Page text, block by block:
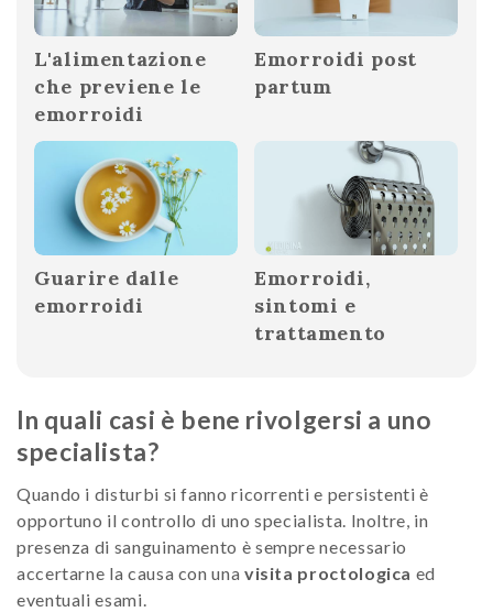
L'alimentazione
che previene le
emorroidi
Emorroidi post
partum
Guarire dalle
emorroidi
Emorroidi,
sintomi e
trattamento
In quali casi è bene rivolgersi a uno
specialista?
Quando i disturbi si fanno ricorrenti e persistenti è
opportuno il controllo di uno specialista. Inoltre, in
presenza di sanguinamento è sempre necessario
accertarne la causa con una visita proctologica ed
eventuali esami.